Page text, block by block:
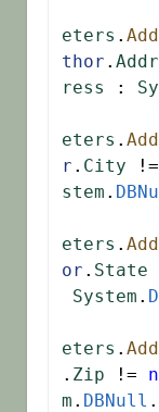
eters .
thor .
ress :
eters .
r . City !=
stem .
eters .
or . State
System .
eters .
. Zip !=
m . DBNull .